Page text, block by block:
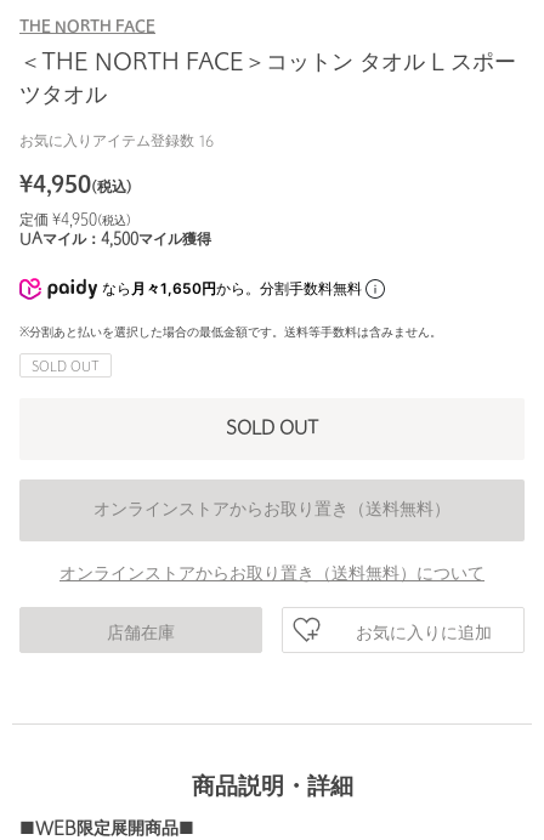
THE NORTH FACE
＜THE NORTH FACE＞コットン タオル L スポー
ツタオル
お気に入りアイテム登録数 16
¥4,950(税込)
定価 ¥4,950(税込)
UAマイル： 4,500マイル獲得
なら 月々1,650円から。分割手数料無料
※分割あと払いを選択した場合の最低金額です。送料等手数料は含みません。
SOLD OUT
SOLD OUT
オンラインストアからお取り置き（送料無料）
オンラインストアからお取り置き（送料無料）について
店舗在庫 お気に入りに追加
商品説明・詳細
■WEB限定展開商品■